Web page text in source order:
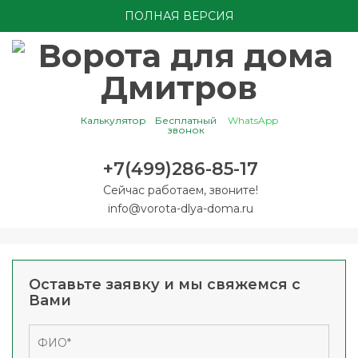
ПОЛНАЯ ВЕРСИЯ
Калькулятор
Бесплатный
звонок
WhatsApp
+7(499)286-85-17
Сейчас работаем, звоните!
info@vorota-dlya-doma.ru
Оставьте заявку и мы свяжемся с
Вами